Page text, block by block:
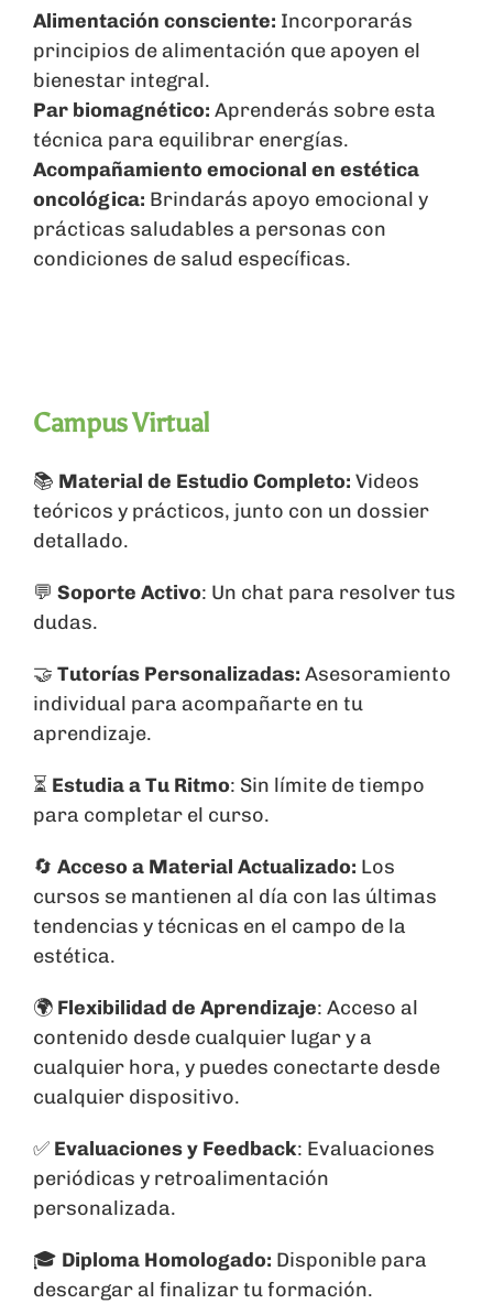
Alimentación consciente: Incorporarás
principios de alimentación que apoyen el
bienestar integral.
Par biomagnético: Aprenderás sobre esta
técnica para equilibrar energías.
Acompañamiento emocional en estética
oncológica: Brindarás apoyo emocional y
prácticas saludables a personas con
condiciones de salud específicas.
Campus Virtual
📚 Material de Estudio Completo: Videos
teóricos y prácticos, junto con un dossier
detallado.
💬 Soporte Activo: Un chat para resolver tus
dudas.
🤝 Tutorías Personalizadas: Asesoramiento
individual para acompañarte en tu
aprendizaje.
⏳ Estudia a Tu Ritmo: Sin límite de tiempo
para completar el curso.
🔄 Acceso a Material Actualizado: Los
cursos se mantienen al día con las últimas
tendencias y técnicas en el campo de la
estética.
🌍Flexibilidad de Aprendizaje: Acceso al
contenido desde cualquier lugar y a
cualquier hora, y puedes conectarte desde
cualquier dispositivo.
✅ Evaluaciones y Feedback: Evaluaciones
periódicas y retroalimentación
personalizada.
🎓 Diploma Homologado: Disponible para
descargar al finalizar tu formación.